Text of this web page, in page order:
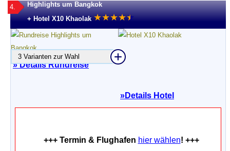
4.
Highlights um Bangkok
+ Hotel X10 Khaolak ★★★★★
★
» Details Rundreise
3 Varianten zur Wahl
»Details Hotel
+++ Termin & Flughafen hier wählen! +++